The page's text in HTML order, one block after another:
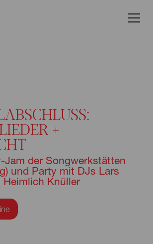
+
Jam der Songwerkstätten
und Party mit DJs Lars
Heimlich Knüller